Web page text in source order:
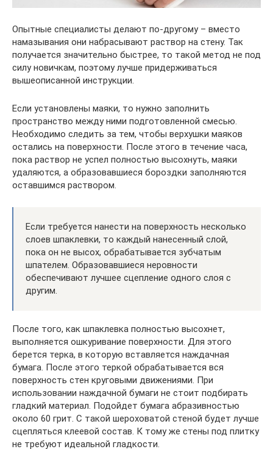
Опытные специалисты делают по-другому – вместо
намазывания они набрасывают раствор на стену. Так
получается значительно быстрее, то такой метод не под
силу новичкам, поэтому лучше придерживаться
вышеописанной инструкции.
Если установлены маяки, то нужно заполнить
пространство между ними подготовленной смесью.
Необходимо следить за тем, чтобы верхушки маяков
остались на поверхности. После этого в течение часа,
пока раствор не успел полностью высохнуть, маяки
удаляются, а образовавшиеся бороздки заполняются
оставшимся раствором.
Если требуется нанести на поверхность несколько
слоев шпаклевки, то каждый нанесенный слой,
пока он не высох, обрабатывается зубчатым
шпателем. Образовавшиеся неровности
обеспечивают лучшее сцепление одного слоя с
другим.
После того, как шпаклевка полностью высохнет,
выполняется ошкуривание поверхности. Для этого
берется терка, в которую вставляется наждачная
бумага. После этого теркой обрабатывается вся
поверхность стен круговыми движениями. При
использовании наждачной бумаги не стоит подбирать
гладкий материал. Подойдет бумага абразивностью
около 60 грит. С такой шероховатой стеной будет лучше
сцепляться клеевой состав. К тому же стены под плитку
не требуют идеальной гладкости.